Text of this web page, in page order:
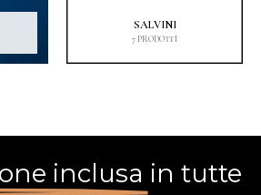
SALVINI
7 PRODOTTI
inclusa in tutte